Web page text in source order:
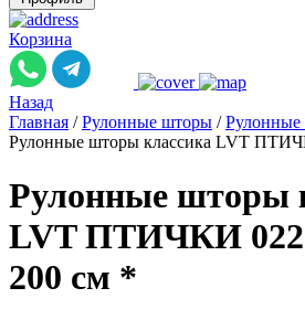
Корзина
Назад
Главная / Рулонные шторы / Рулонные
Рулонные шторы классика LVT
Рулонные шторы
LVT ПТИЧКИ
200 см *